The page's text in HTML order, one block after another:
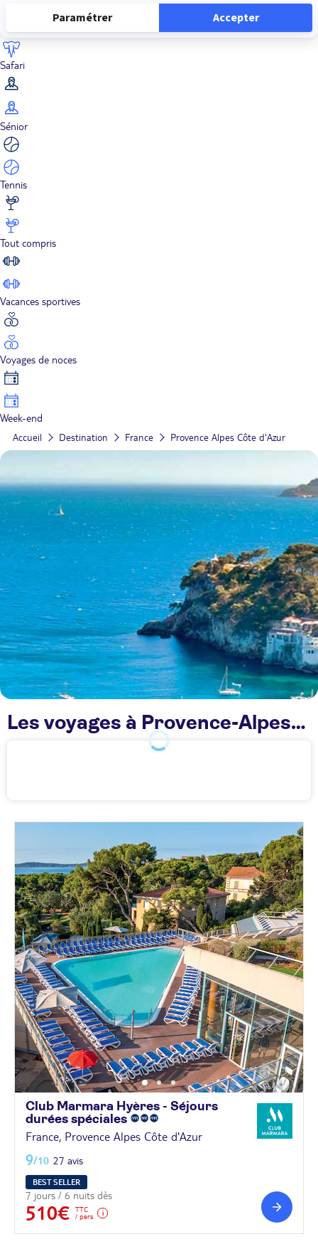
Safari
Sénior
Tennis
Tout compris
Vacances sportives
Voyages de noces
Week-end
Accueil Destination France Provence Alpes Côte d'Azur
Les voyages à Provence-Alpes-Côte d'Azur TUI
Club Marmara Hyères - Séjours
durées spéciales
France, Provence Alpes Côte d'Azur
9/10 27 avis
BEST SELLER
7 jours / 6 nuits dès
510€
TTC
/ pers.